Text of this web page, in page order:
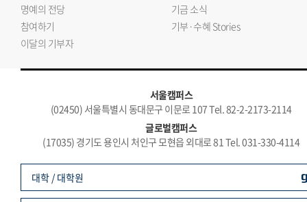
명예의 전당
기금 소식
참여하기
기부·수혜 Stories
이달의 기부자
서울캠퍼스
(02450) 서울특별시 동대문구 이문로 107 Tel. 82-2-2173-2114
글로벌캠퍼스
(17035) 경기도 용인시 처인구 모현읍 외대로 81 Tel. 031-330-4114
대학 / 대학원